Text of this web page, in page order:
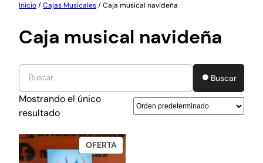
Inicio/Cajas Musicales/ Caja musical navideña
Caja musical navideña
Buscar
Mostrando el único
resultado
OFERTAPRODUCTO
EN